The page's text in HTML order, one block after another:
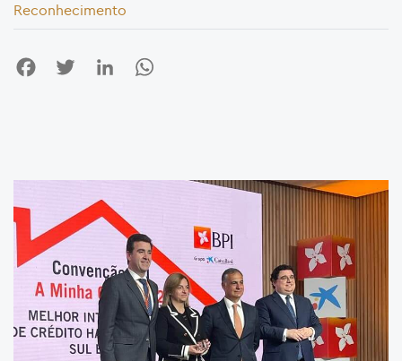
Reconhecimento
FacebookTwitter LinkedIn